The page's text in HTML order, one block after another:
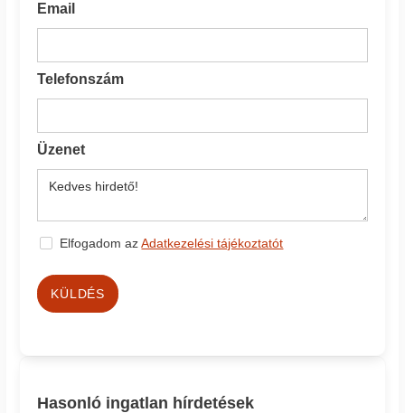
Email
Telefonszám
Üzenet
Elfogadom azAdatkezelési tájékoztatót
KÜLDÉS
Hasonló ingatlan hírdetések